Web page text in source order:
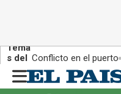
Tema
s del
día:
Conflicto en el puerto